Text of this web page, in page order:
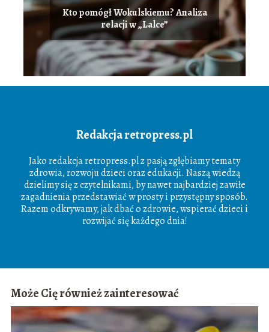
Kto pomógł Wokulskiemu? Analiza
relacji w „Lalce”
Redakcja retropress.pl
Jako redakcja retropress.pl z pasją zgłębiamy tematy
zdrowia, rozwoju dzieci oraz edukacji. Naszą wiedzą
dzielimy się z czytelnikami, by nawet najbardziej zawiłe
zagadnienia przedstawiać w prosty i przystępny sposób.
Razem odkrywamy, jak dbać o zdrowie, wspierać dzieci i
rozwijać się każdego dnia!
Może Cię również zainteresować